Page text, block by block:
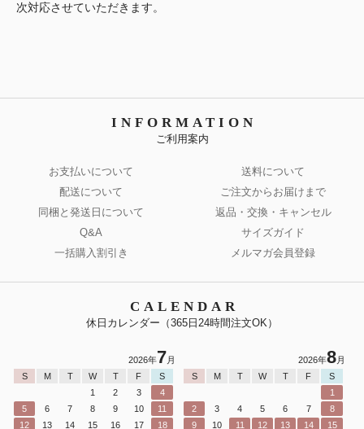
次対応させていただきます。
INFORMATION
ご利用案内
お支払いについて
送料について
配送について
ご注文からお届けまで
同梱と発送日について
返品・交換・キャンセル
Q&A
サイズガイド
一括購入割引き
メルマガ会員登録
CALENDAR
休日カレンダー（365日24時間注文OK）
2026年7月
S
M T W T F
S
1
2 3
4
5
6 7 8 9 10
11
12
13 14 15 16 17 18
2026年8月
S
M T W T F
S
1
2
3 4 5 6 7
8
9
10 11 12 13 14 15